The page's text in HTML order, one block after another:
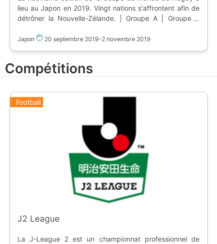
lieu au Japon en 2019. Vingt nations s'affrontent afin de
détrôner la Nouvelle-Zélande. | Groupe A | Groupe B
-------| | Irlande | Nouvelle-Zélande | Angleterre
Vainqueur Afrique | Etats-Unis | Fidji | Vainqueur play-off
| Repêchage | Tonga | Uruguay
Japon 20 septembre 2019-2 novembre 2019
Compétitions
Football
J2 League
La J-League 2 est un championnat professionnel de